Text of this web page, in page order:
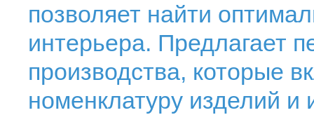
позволяет найти
интерьера. Предлагает
производства, которые
номенклатуру изделий и